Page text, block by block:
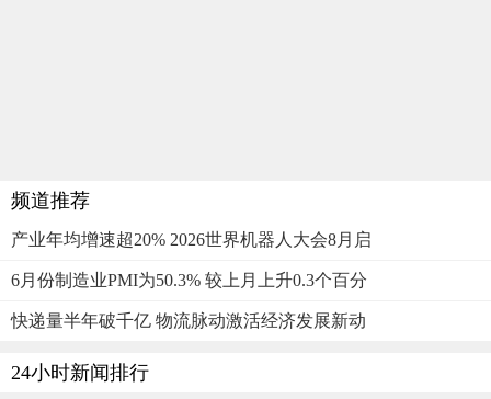
频道推荐
产业年均增速超20% 2026世界机器人大会8月启
6月份制造业PMI为50.3% 较上月上升0.3个百分
快递量半年破千亿 物流脉动激活经济发展新动
24小时新闻排行